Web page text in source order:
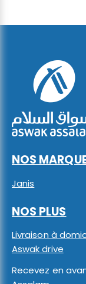
NOS
Janis
NOS PLUS
Livraison à
Aswak drive
Recevez en